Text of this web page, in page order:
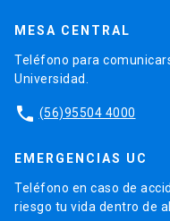
MESA CENTRAL
Teléfono para
Universidad.
phone (56)95504 4000
EMERGENCIAS UC
Teléfono en caso de
riesgo tu vida dentro de